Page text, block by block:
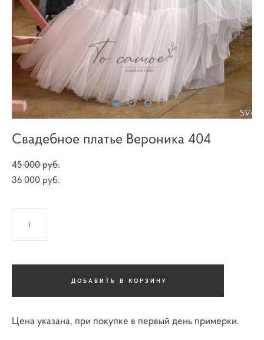
Свадебное платье Вероника 404
45 000 pуб.
36 000 pуб.
ДОБАВИТЬ В КОРЗИНУ
Цена указана, при покупке в первый день примерки.